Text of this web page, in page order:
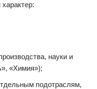
науки и
«Химия»);
подотраслям,